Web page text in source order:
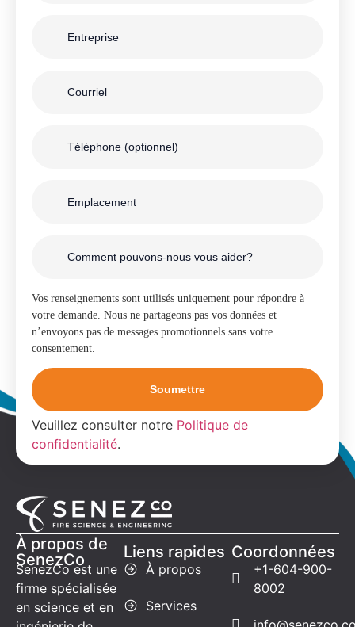
Vos renseignements sont utilisés uniquement pour répondre à
votre demande. Nous ne partageons pas vos données et
n’envoyons pas de messages promotionnels sans votre
consentement.
Veuillez consulter notre Politique de
confidentialité.
À propos de
SenezCo
SenezCo est une
firme spécialisée
en science et en
Liens rapides
À propos
Services
Coordonnées
+1-604-900-
8002